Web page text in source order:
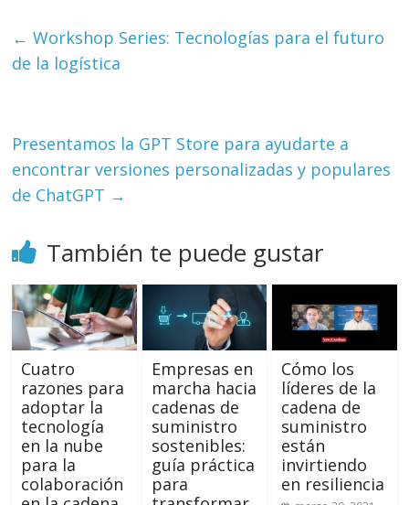
← Workshop Series: Tecnologías para el futuro
de la logística
Presentamos la GPT Store para ayudarte a
encontrar versiones personalizadas y populares
de ChatGPT →
También te puede gustar
Cuatro
razones para
adoptar la
tecnología
en la nube
para la
colaboración
Empresas en
marcha hacia
cadenas de
suministro
sostenibles:
guía práctica
para
Cómo los
líderes de la
cadena de
suministro
están
invirtiendo
en resiliencia